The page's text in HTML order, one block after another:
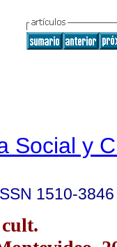
Social y
1510-3846